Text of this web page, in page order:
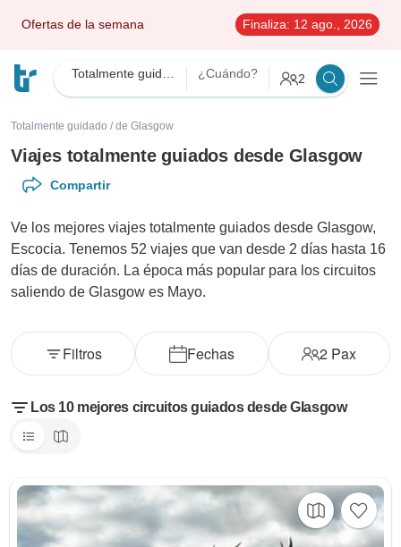
Ofertas de la semana Finaliza: 12 ago., 2026
¿Cuándo? 2
Totalmente guidado / de Glasgow
Viajes totalmente guiados desde Glasgow
Compartir
Ve los mejores viajes totalmente guiados desde Glasgow,
Escocia. Tenemos 52 viajes que van desde 2 días hasta 16
días de duración. La época más popular para los circuitos
saliendo de Glasgow es Mayo.
Fechas 2 Pax
Filtros
Los 10 mejores circuitos guiados desde Glasgow